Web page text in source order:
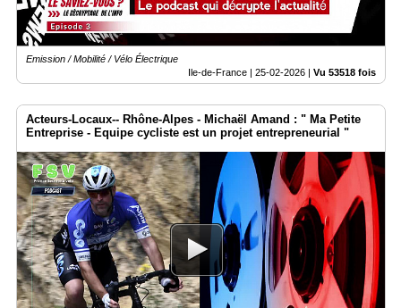
Emission / Mobilité / Vélo Électrique
Ile-de-France | 25-02-2026 | Vu 53518 fois
Acteurs-Locaux-- Rhône-Alpes - Michaël Amand : " Ma Petite
Entreprise - Equipe cycliste est un projet entrepreneurial "